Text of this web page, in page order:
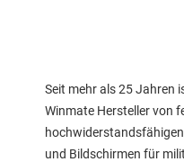
Seit mehr als 25 Jahren
Winmate Hersteller von
und Bildschirmen für